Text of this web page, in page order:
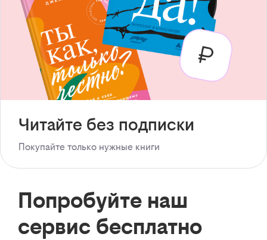
Читайте без подписки
Покупайте только нужные книги
Попробуйте наш
сервис бесплатно